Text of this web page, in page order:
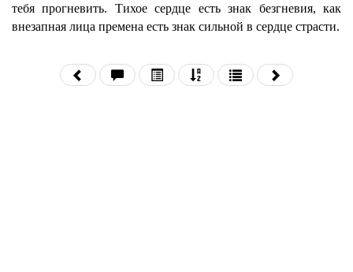
тебя прогневить. Тихое сердце есть знак безгневия, как
внезапная лица премена есть знак сильной в сердце страсти.